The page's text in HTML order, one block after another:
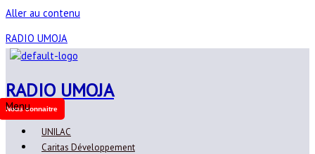
Aller au contenu
RADIO UMOJA
RADIO UMOJA
Nous connaitre
Menu
UNILAC
Caritas Développement